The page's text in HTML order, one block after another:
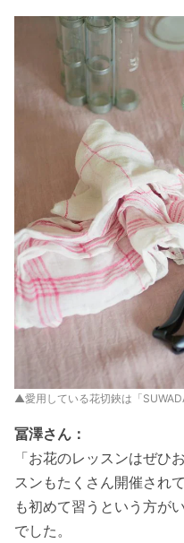
▲愛用している花切鋏は「
冨澤さん：
「お花のレッスンはぜ
スンもたくさん開催され
も初めて習うという方が
でした。